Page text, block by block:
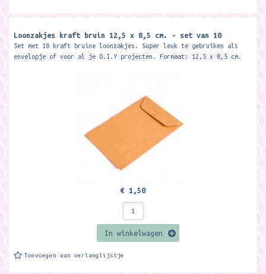
Loonzakjes kraft bruin 12,5 x 8,5 cm. - set van 10
Set met 10 kraft bruine loonzakjes. Super leuk te gebruiken als
envelopje of voor al je D.I.Y projecten. Formaat: 12,5 x 8,5 cm.
€ 1,50
In winkelwagen
Toevoegen aan verlanglijstje